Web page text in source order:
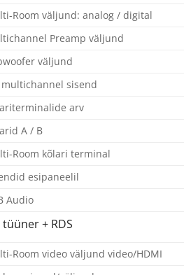
Room väljund: analog / digital
Preamp väljund
väljund
multichannel sisend
arv
A / B
Room kõlari terminal
esipaneelil
Audio
tüüner + RDS
Room video väljund video/HDMI